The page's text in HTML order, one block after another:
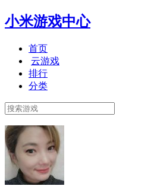
小米游戏中心
首页
云游戏
排行
分类